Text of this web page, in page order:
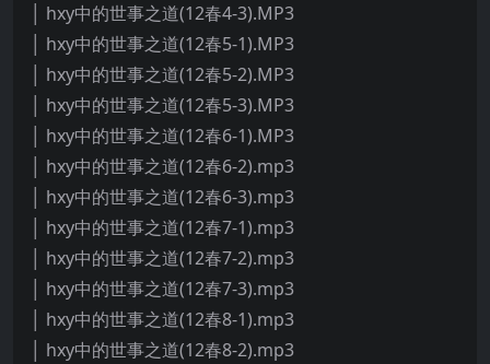
│ hxy中的世事之道(12春4-3).MP3
│ hxy中的世事之道(12春5-1).MP3
│ hxy中的世事之道(12春5-2).MP3
│ hxy中的世事之道(12春5-3).MP3
│ hxy中的世事之道(12春6-1).MP3
│ hxy中的世事之道(12春6-2).mp3
│ hxy中的世事之道(12春6-3).mp3
│ hxy中的世事之道(12春7-1).mp3
│ hxy中的世事之道(12春7-2).mp3
│ hxy中的世事之道(12春7-3).mp3
│ hxy中的世事之道(12春8-1).mp3
│ hxy中的世事之道(12春8-2).mp3